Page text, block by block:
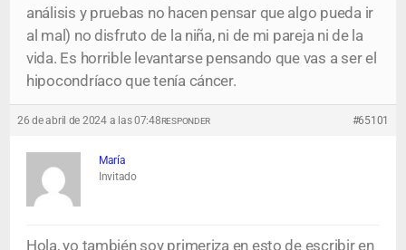
análisis y pruebas no hacen pensar que algo pueda ir
al mal) no disfruto de la niña, ni de mi pareja ni de la
vida. Es horrible levantarse pensando que vas a ser el
hipocondríaco que tenía cáncer.
26 de abril de 2024 a las 07:48 #65101
RESPONDER
María
Invitado
Hola, yo también soy primeriza en esto de escribir en